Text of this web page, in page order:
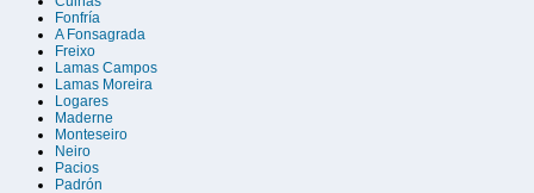
Fonfría
A Fonsagrada
Freixo
Lamas Campos
Lamas Moreira
Logares
Maderne
Monteseiro
Neiro
Pacios
Padrón